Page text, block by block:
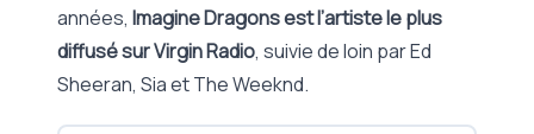
années, Imagine Dragons est l’artiste le plus
diffusé sur Virgin Radio, suivie de loin par Ed
Sheeran, Sia et The Weeknd.